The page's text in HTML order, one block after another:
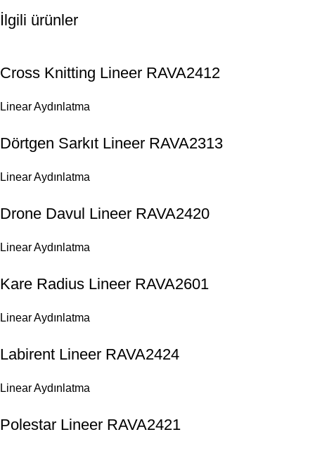
İlgili ürünler
Cross Knitting Lineer RAVA2412
Linear Aydınlatma
Dörtgen Sarkıt Lineer RAVA2313
Linear Aydınlatma
Drone Davul Lineer RAVA2420
Linear Aydınlatma
Kare Radius Lineer RAVA2601
Linear Aydınlatma
Labirent Lineer RAVA2424
Linear Aydınlatma
Polestar Lineer RAVA2421